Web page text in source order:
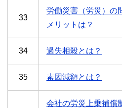
33
労働災害（労災）の
メリットは？
34 過失相殺とは？
35 素因減額とは？
会社の労災上乗補償